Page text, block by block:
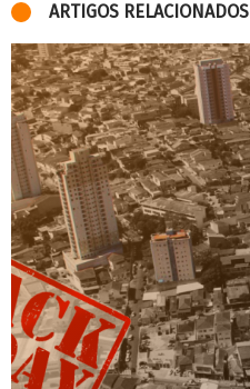
ARTIGOS RELACIONADOS